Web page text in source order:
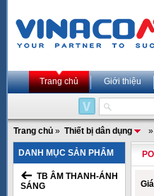
Trang chủ Giới thiệu
Trang chủ » Thiết bị dân dụng »
DANH MỤC SẢN PHẨM
TB ÂM THANH-ÁNH
SÁNG